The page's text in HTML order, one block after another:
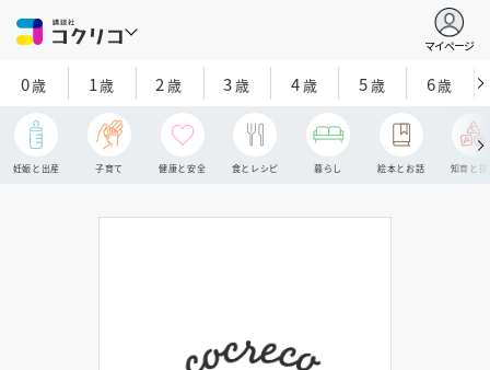
マイページ
0歳 1歳 2 歳 3歳 4歳 5歳 6歳
妊娠と出産 子育て 健康と安全 食とレシピ 暮らし 絵本とお話 知育と探